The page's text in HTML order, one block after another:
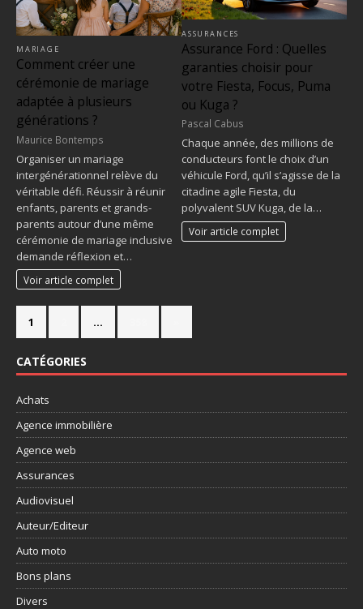
MARIAGE
Comment créer une
cérémonie de mariage
adaptée à plusieurs
générations ?
Maurice Bontemps
Organiser un mariage
intergénérationnel relève du
véritable défi. Réussir à réunir
enfants, parents et grands-
parents autour d’une même
cérémonie de mariage inclusive
demande réflexion et…
Voir article complet
ASSURANCES
Assurance Ford : Quelles
garanties choisir pour
votre Fiesta, Focus, Puma
ou Kuga ?
Pascal Cabus
Chaque année, des millions de
conducteurs font le choix d’un
véhicule Ford, qu’il s’agisse de la
citadine agile Fiesta, du
polyvalent SUV Kuga, de la…
Voir article complet
1 …
CATÉGORIES
Achats
Agence immobilière
Agence web
Assurances
Audiovisuel
Auteur/Editeur
Auto moto
Bons plans
Divers